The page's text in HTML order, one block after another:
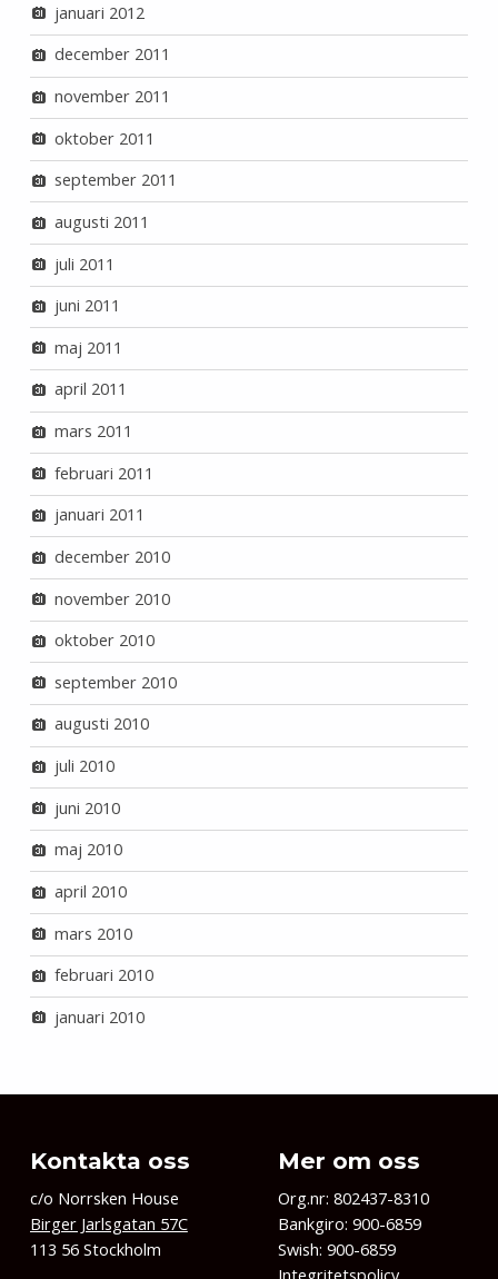
januari 2012
december 2011
november 2011
oktober 2011
september 2011
augusti 2011
juli 2011
juni 2011
maj 2011
april 2011
mars 2011
februari 2011
januari 2011
december 2010
november 2010
oktober 2010
september 2010
augusti 2010
juli 2010
juni 2010
maj 2010
april 2010
mars 2010
februari 2010
januari 2010
Kontakta oss
c/o Norrsken House
Birger Jarlsgatan 57C
113 56 Stockholm
Mer om oss
Org.nr: 802437-8310
Bankgiro: 900-6859
Swish: 900-6859